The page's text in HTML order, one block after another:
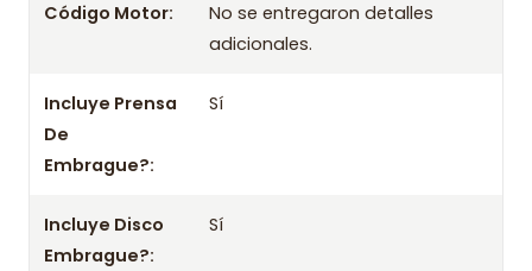
Prensa 8-94105-062-0 / Disco 8-94229-388-0 / Roda 8-
Información importante
- Mejora el rendimiento y la confiabilidad con este kit.
- No olvides consultar la aplicación con tu chasis o datos del
Código Motor:
No se entregaron detalles
adicionales.
Incluye Prensa
De
Embrague?:
Sí
Incluye Disco
Embrague?:
Sí